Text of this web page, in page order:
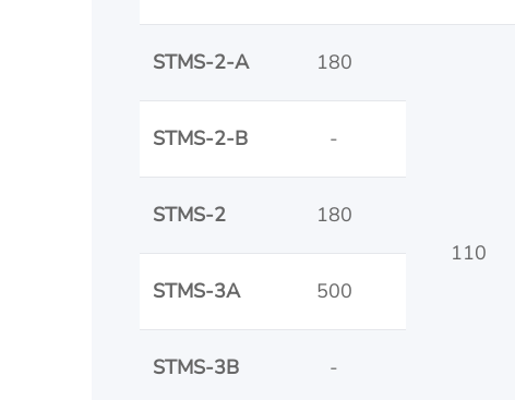
STMS-2-A 180
110
STMS-2-B
-
STMS-2 180
STMS-3A 500
STMS-3B -